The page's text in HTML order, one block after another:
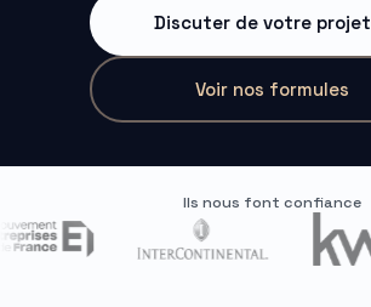
Discuter de votre projet
Voir nos formules
Ils nous font confiance